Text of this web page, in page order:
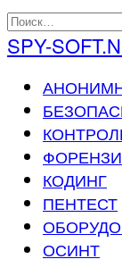
Перейти
к
содержанию
Search
for:
SPY-
КОДИНГ
ПЕНТЕСТ
ОСИНТ